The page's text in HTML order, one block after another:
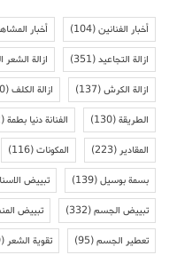
أخبار الفنانين(104) أخبار
ازالة التجاعيد(351) ازالة الشعر
ازالة الكرش(137) ازالة الكلف(140)
الطريقة(130) الفنانة دنيا بطمة(142)
المقادير(223) المكونات(116)
بسمة بوسيل(139) تبييض
تبييض الجسم(332) تبييض
تعطير الجسم(95) تقوية الشعر(109)